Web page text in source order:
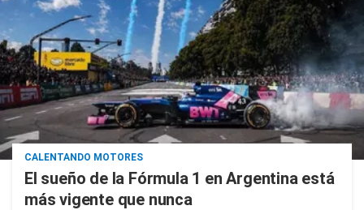
CALENTANDO MOTORES
El sueño de la Fórmula 1 en Argentina está
más vigente que nunca